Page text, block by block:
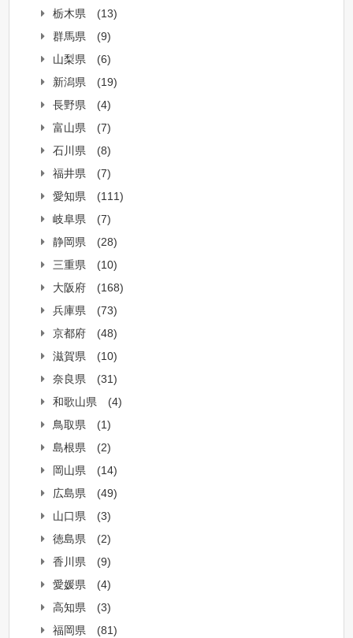
栃木県
(13)
群馬県
(9)
山梨県
(6)
新潟県
(19)
長野県
(4)
富山県
(7)
石川県
(8)
福井県
(7)
愛知県
(111)
岐阜県
(7)
静岡県
(28)
三重県
(10)
大阪府
(168)
兵庫県
(73)
京都府
(48)
滋賀県
(10)
奈良県
(31)
和歌山県
(4)
鳥取県
(1)
島根県
(2)
岡山県
(14)
広島県
(49)
山口県
(3)
徳島県
(2)
香川県
(9)
愛媛県
(4)
高知県
(3)
福岡県
(81)